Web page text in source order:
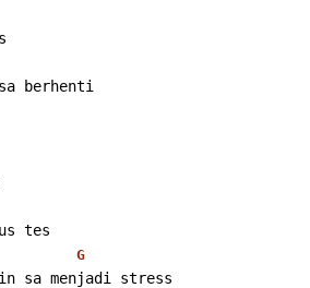
berhenti
tes
G
sa menjadi stress